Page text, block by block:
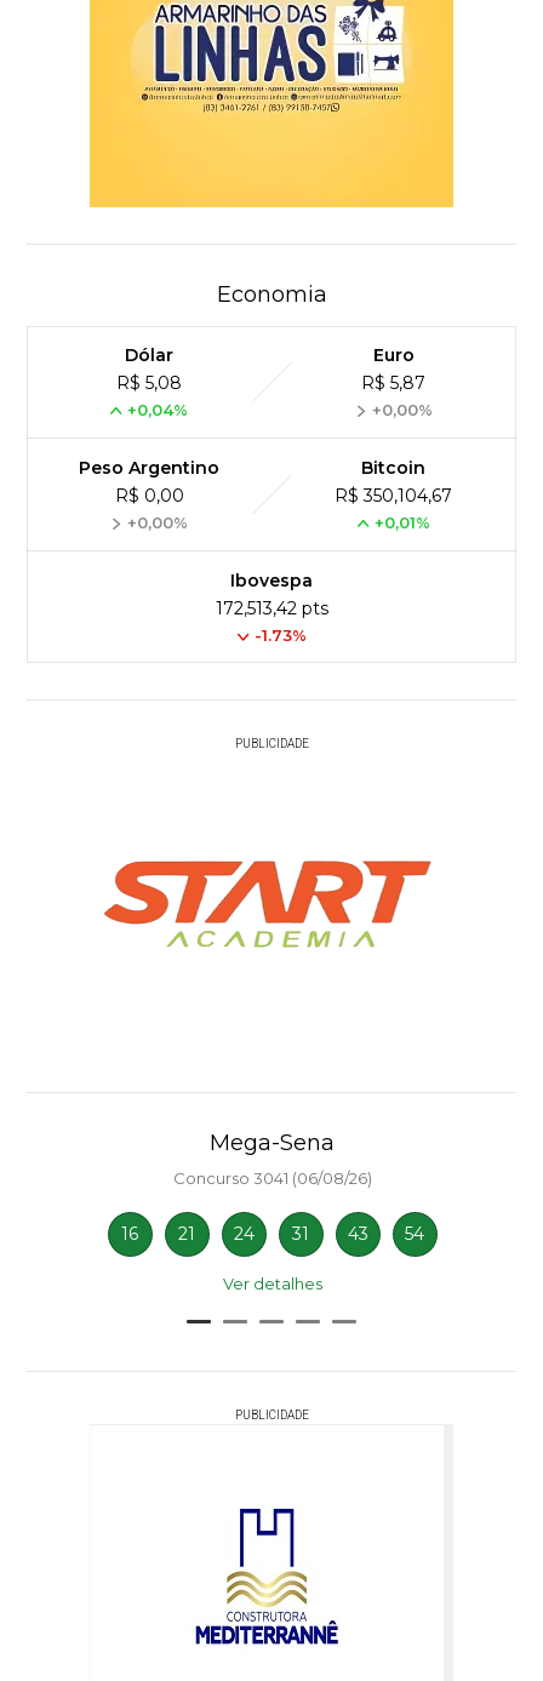
Economia
Dólar
R$ 5,08
+0,04%
Euro
R$ 5,87
+0,00%
Peso Argentino
R$ 0,00
+0,00%
Bitcoin
R$ 350,104,67
+0,01%
Ibovespa
172,513,42 pts
-1.73%
PUBLICIDADE
Mega-Sena
Concurso 3041 (06/08/26)
16 21 24 31 43 54
Ver detalhes
PUBLICIDADE